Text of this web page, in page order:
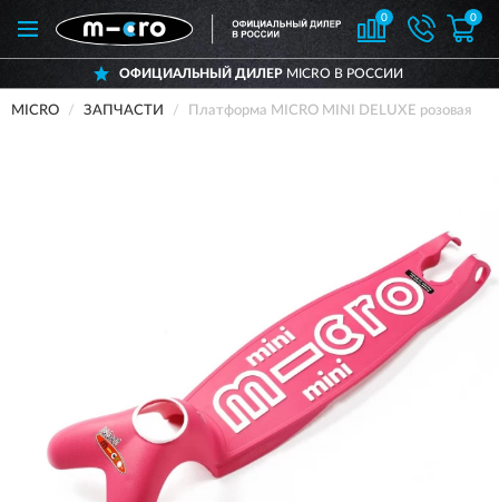
0 0
ОФИЦИАЛЬНЫЙ ДИЛЕР MICRO В РОССИИ
MICRO ЗАПЧАСТИ Платформа MICRO MINI DELUXE розовая